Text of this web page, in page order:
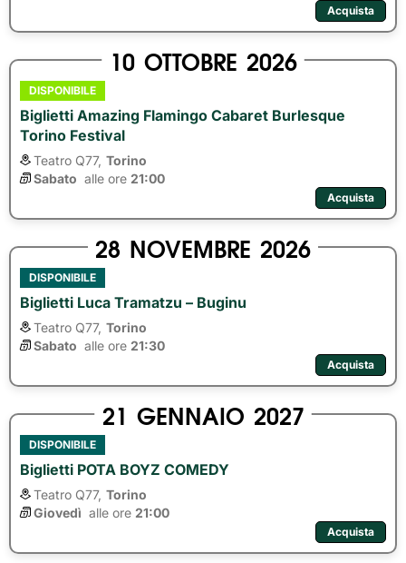
Acquista
10 OTTOBRE 2026
DISPONIBILE
Biglietti Amazing Flamingo Cabaret Burlesque
Torino Festival
Teatro Q77, Torino
Sabato alle ore 21:00
Acquista
28 NOVEMBRE 2026
DISPONIBILE
Biglietti Luca Tramatzu – Buginu
Teatro Q77, Torino
Sabato alle ore 21:30
Acquista
21 GENNAIO 2027
DISPONIBILE
Biglietti POTA BOYZ COMEDY
Teatro Q77, Torino
Giovedì alle ore 21:00
Acquista